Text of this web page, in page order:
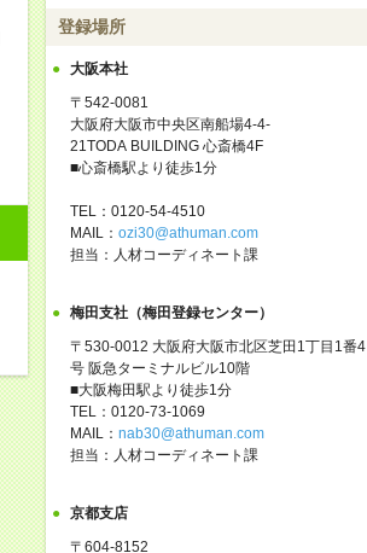
登録場所
大阪本社
〒542-0081
大阪府大阪市中央区南船場4-4-
21TODA BUILDING 心斎橋4F
■心斎橋駅より徒歩1分
TEL：0120-54-4510
MAIL： ozi30@athuman.com
担当：人材コーディネート課
梅田支社（梅田登録センター）
〒530-0012 大阪府大阪市北区芝田1丁目1番4
号 阪急ターミナルビル10階
■大阪梅田駅より徒歩1分
TEL：0120-73-1069
MAIL： nab30@athuman.com
担当：人材コーディネート課
京都支店
〒604-8152